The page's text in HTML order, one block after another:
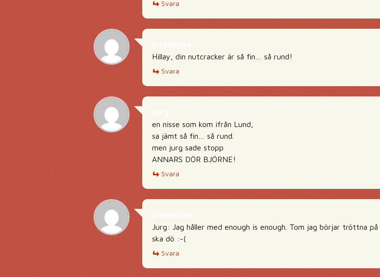
Svara
Hillay, din nutcracker är så fin… så rund!
Svara
en nisse som kom ifrån Lund,
sa jämt så fin… så rund.
men jurg sade stopp
ANNARS DÖR BJÖRNE!
Svara
Jurg: Jag håller med enough is enough. Tom jag börjar tröttna
ska dö :-(
Svara